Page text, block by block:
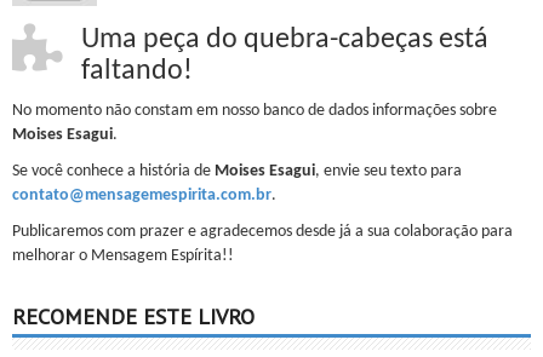
Uma peça do quebra-cabeças está
faltando!
No momento não constam em nosso banco de dados informações sobre
Moises Esagui.
Se você conhece a história de Moises Esagui, envie seu texto para
contato@mensagemespirita.com.br.
Publicaremos com prazer e agradecemos desde já a sua colaboração para
melhorar o Mensagem Espírita!!
RECOMENDE ESTE LIVRO